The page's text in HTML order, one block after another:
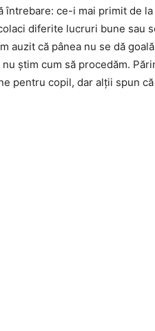
întrebare: ce-i mai primit de
diferite lucruri bune sau
auzit că pânea nu se dă
știm cum să procedăm.
pentru copil, dar alții spun